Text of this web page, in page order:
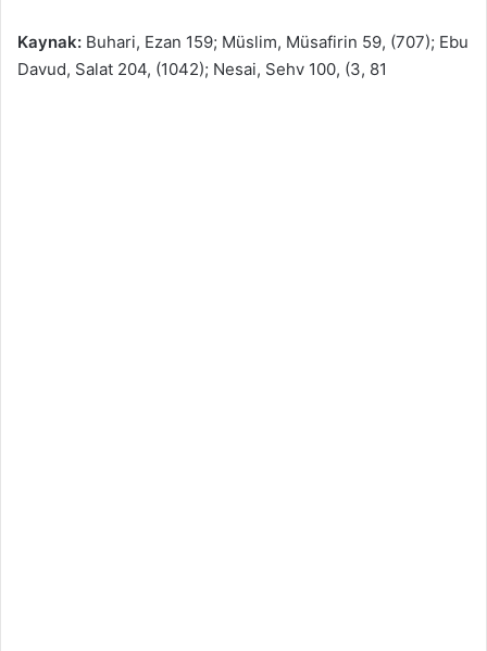
Kaynak: Buhari, Ezan 159; Müslim, Müsafirin 59, (707); Ebu
Davud, Salat 204, (1042); Nesai, Sehv 100, (3, 81